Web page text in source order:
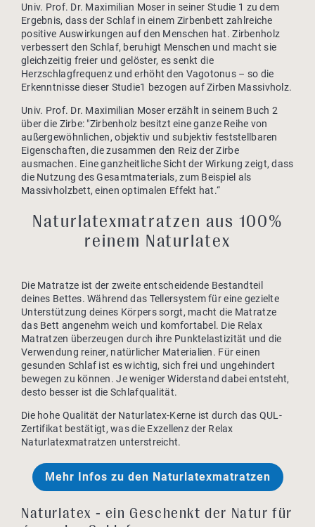
Univ. Prof. Dr. Maximilian Moser in seiner Studie 1 zu dem
Ergebnis, dass der Schlaf in einem Zirbenbett zahlreiche
positive Auswirkungen auf den Menschen hat. Zirbenholz
verbessert den Schlaf, beruhigt Menschen und macht sie
gleichzeitig freier und gelöster, es senkt die
Herzschlagfrequenz und erhöht den Vagotonus – so die
Erkenntnisse dieser Studie1 bezogen auf Zirben Massivholz.
Univ. Prof. Dr. Maximilian Moser erzählt in seinem Buch 2
über die Zirbe: "Zirbenholz besitzt eine ganze Reihe von
außergewöhnlichen, objektiv und subjektiv feststellbaren
Eigenschaften, die zusammen den Reiz der Zirbe
ausmachen. Eine ganzheitliche Sicht der Wirkung zeigt, dass
die Nutzung des Gesamtmaterials, zum Beispiel als
Massivholzbett, einen optimalen Effekt hat.“
Naturlatexmatratzen aus 100%
reinem Naturlatex
Die Matratze ist der zweite entscheidende Bestandteil
deines Bettes. Während das Tellersystem für eine gezielte
Unterstützung deines Körpers sorgt, macht die Matratze
das Bett angenehm weich und komfortabel. Die Relax
Matratzen überzeugen durch ihre Punktelastizität und die
Verwendung reiner, natürlicher Materialien. Für einen
gesunden Schlaf ist es wichtig, sich frei und ungehindert
bewegen zu können. Je weniger Widerstand dabei entsteht,
desto besser ist die Schlafqualität.
Die hohe Qualität der Naturlatex-Kerne ist durch das QUL-
Zertifikat bestätigt, was die Exzellenz der Relax
Naturlatexmatratzen unterstreicht.
Mehr Infos zu den Naturlatexmatratzen
Naturlatex - ein Geschenkt der Natur für